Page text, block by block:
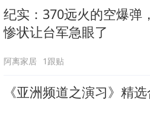
纪实：370远火的空爆弹
惨状让台军急眼了
阿离家居 1跟贴
《亚洲频道之演习》精选